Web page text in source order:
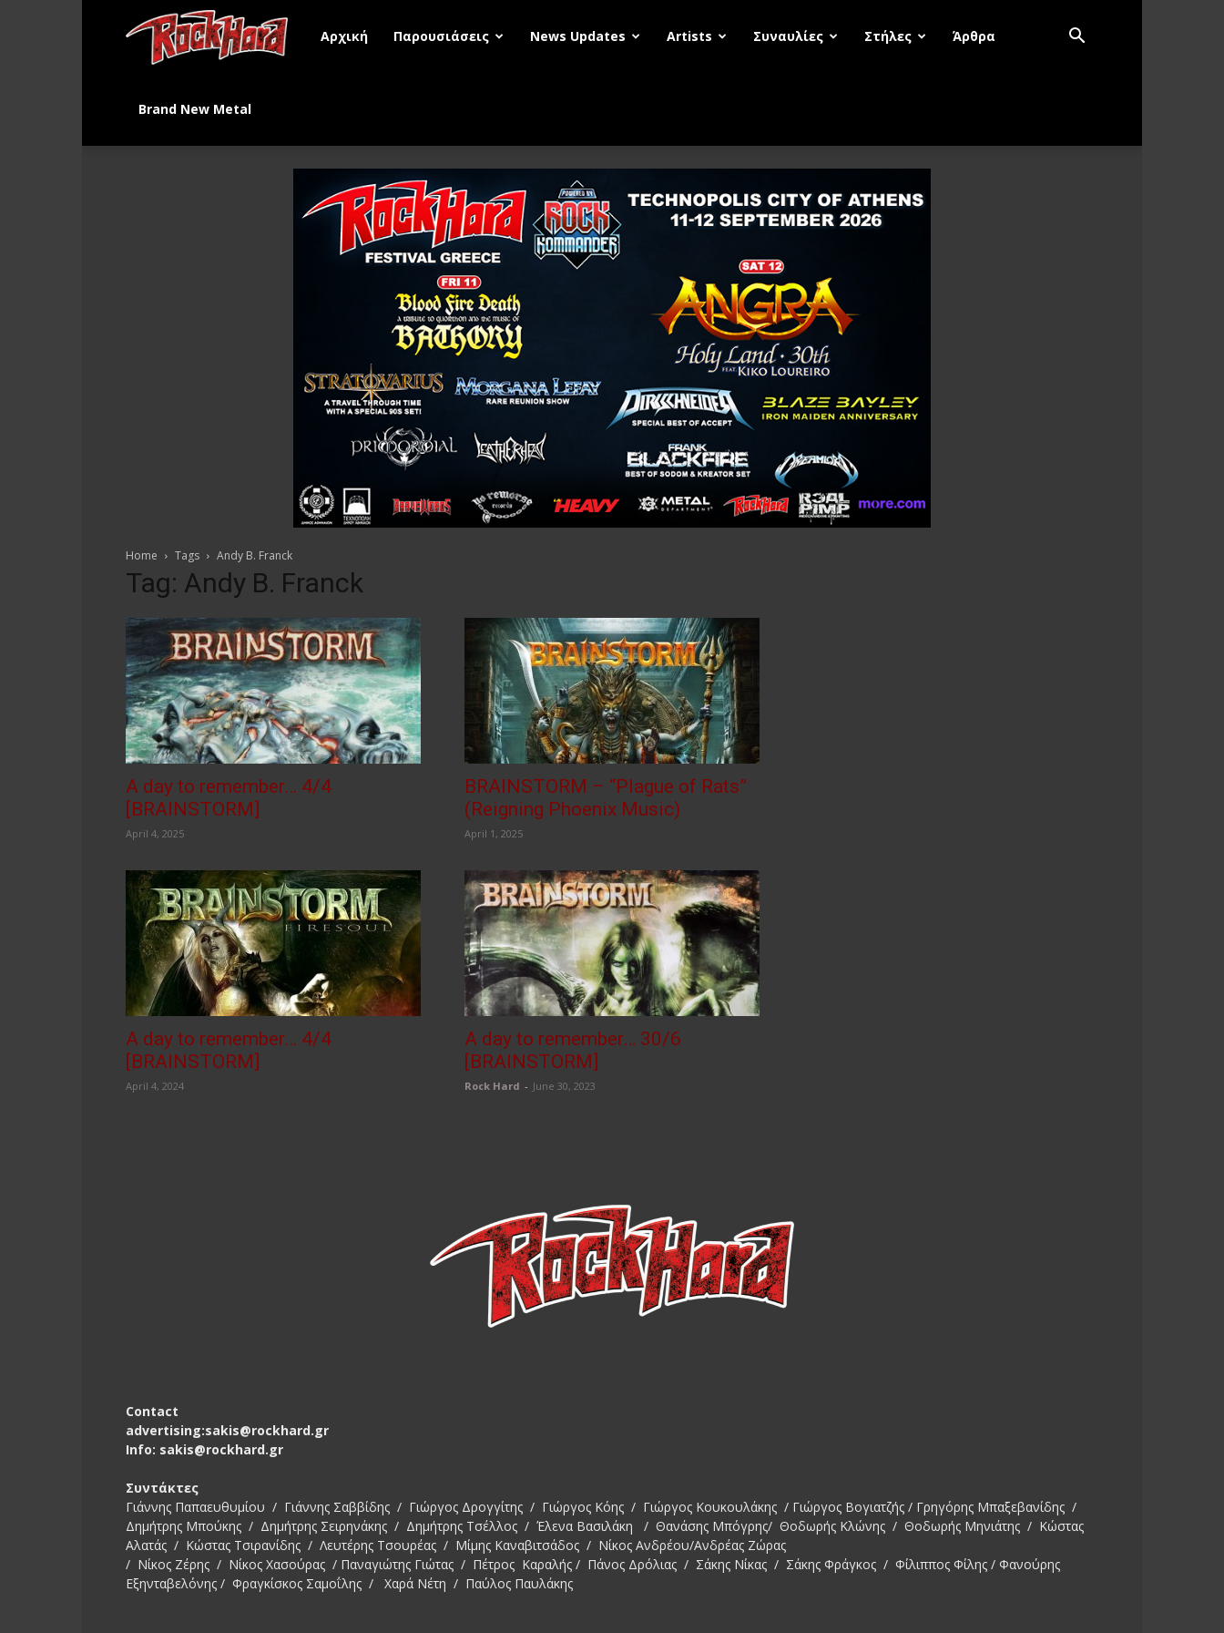
Rock
Αρχική Παρουσιάσεις News Updates Artists Συναυλίες Στήλες Άρθρα
Brand New Metal
Home Tags Andy B. Franck
Tag: Andy B. Franck
A day to remember… 4/4
[BRAINSTORM]
April 4, 2025
BRAINSTORM – “Plague of Rats”
(Reigning Phoenix Music)
April 1, 2025
A day to remember… 4/4
[BRAINSTORM]
April 4, 2024
A day to remember… 30/6
[BRAINSTORM]
Rock Hard - June 30, 2023
Contact
advertising:sakis@rockhard.gr
Info: sakis@rockhard.gr
Συντάκτες
Γιάννης Παπαευθυμίου / Γιάννης Σαββίδης / Γιώργος Δρογγίτης / Γιώργος Κόης / Γιώργος Κουκουλάκης / Γιώργος Βογιατζής / Γρηγόρης Μπαξεβανίδης /
Δημήτρης Μπούκης / Δημήτρης Σειρηνάκης / Δημήτρης Τσέλλος / Έλενα Βασιλάκη / Θανάσης Μπόγρης/ Θοδωρής Κλώνης / Θοδωρής Μηνιάτης / Κώστας
Αλατάς / Κώστας Τσιρανίδης / Λευτέρης Τσουρέας / Μίμης Καναβιτσάδος / Νίκος Ανδρέου/Ανδρέας Ζώρας
/ Νίκος Ζέρης / Νίκος Χασούρας / Παναγιώτης Γιώτας / Πέτρος Καραλής / Πάνος Δρόλιας / Σάκης Νίκας / Σάκης Φράγκος / Φίλιππος Φίλης / Φανούρης
Εξηνταβελόνης / Φραγκίσκος Σαμοΐλης / Χαρά Νέτη / Παύλος Παυλάκης